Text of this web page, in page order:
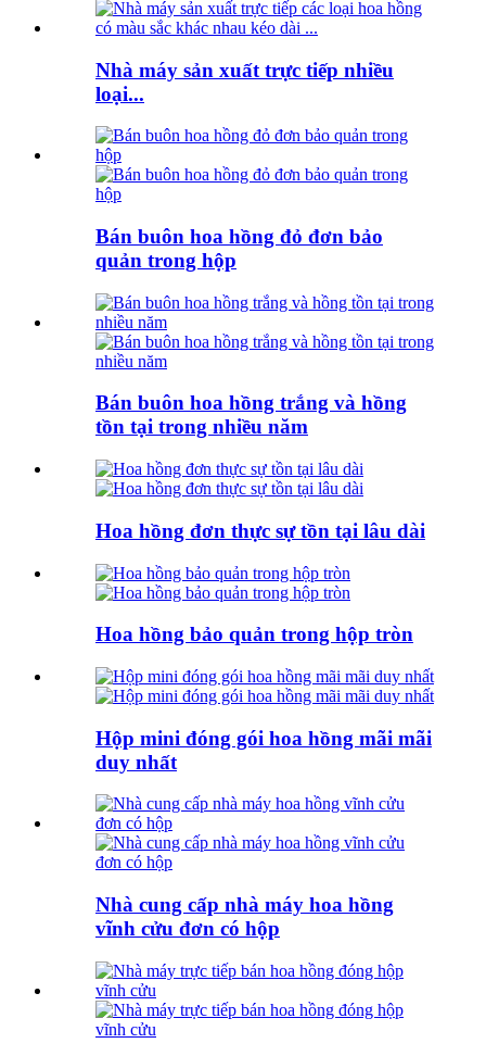
Nhà máy sản xuất trực tiếp nhiều
loại...
Bán buôn hoa hồng đỏ đơn bảo
quản trong hộp
Bán buôn hoa hồng trắng và hồng
tồn tại trong nhiều năm
Hoa hồng đơn thực sự tồn tại lâu dài
Hoa hồng bảo quản trong hộp tròn
Hộp mini đóng gói hoa hồng mãi mãi
duy nhất
Nhà cung cấp nhà máy hoa hồng
vĩnh cửu đơn có hộp